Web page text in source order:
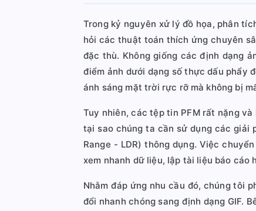
Trong kỷ nguyên xử lý đồ họa, phân
hỏi các thuật toán thích ứng chuyên
đặc thù. Không giống các định dạng
điểm ảnh dưới dạng số thực dấu phẩy
ánh sáng mặt trời rực rỡ mà không bị
Tuy nhiên, các tệp tin PFM rất nặng
tại sao chúng ta cần sử dụng các giải
Range - LDR) thông dụng. Việc
xem nhanh dữ liệu, lập tài liệu báo
Nhằm đáp ứng nhu cầu đó, chúng tôi
đổi nhanh chóng sang định dạng GIF.